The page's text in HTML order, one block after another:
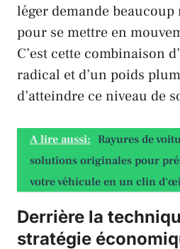
léger demande beaucoup
pour se mettre en
C’est cette combinaison
radical et d’un poids
d’atteindre ce niveau de
A lire aussi: Rayures de
solutions originales pour
votre véhicule en un clin
Derrière la
stratégie